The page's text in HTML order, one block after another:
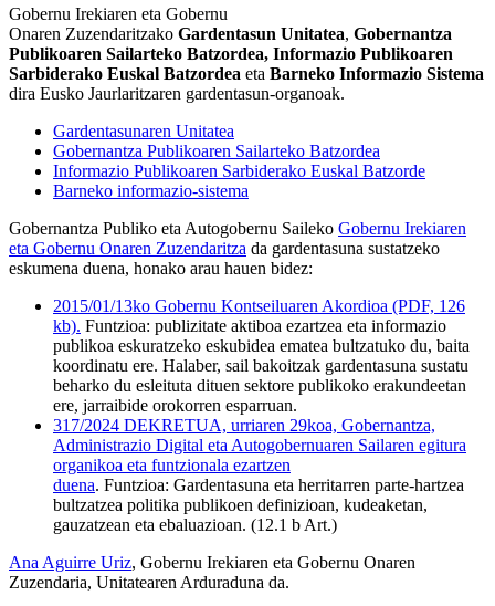
Gobernu Irekiaren eta Gobernu
Onaren Zuzendaritzako Gardentasun Unitatea, Gobernantza
Publikoaren Sailarteko Batzordea, Informazio Publikoaren
Sarbiderako Euskal Batzordea eta Barneko Informazio Sistema
dira Eusko Jaurlaritzaren gardentasun-organoak.
Gardentasunaren Unitatea
Gobernantza Publikoaren Sailarteko Batzordea
Informazio Publikoaren Sarbiderako Euskal Batzorde
Barneko informazio-sistema
Gobernantza Publiko eta Autogobernu Saileko Gobernu Irekiaren
eta Gobernu Onaren Zuzendaritza da gardentasuna sustatzeko
eskumena duena, honako arau hauen bidez:
2015/01/13ko Gobernu Kontseiluaren Akordioa (PDF, 126
kb). Funtzioa: publizitate aktiboa ezartzea eta informazio
publikoa eskuratzeko eskubidea ematea bultzatuko du, baita
koordinatu ere. Halaber, sail bakoitzak gardentasuna sustatu
beharko du esleituta dituen sektore publikoko erakundeetan
ere, jarraibide orokorren esparruan.
317/2024 DEKRETUA, urriaren 29koa, Gobernantza,
Administrazio Digital eta Autogobernuaren Sailaren egitura
organikoa eta funtzionala ezartzen
duena. Funtzioa: Gardentasuna eta herritarren parte-hartzea
bultzatzea politika publikoen definizioan, kudeaketan,
gauzatzean eta ebaluazioan. (12.1 b Art.)
Ana Aguirre Uriz, Gobernu Irekiaren eta Gobernu Onaren
Zuzendaria, Unitatearen Arduraduna da.